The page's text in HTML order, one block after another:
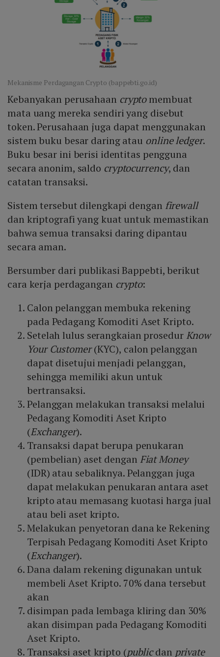
Mekanisme Perdagangan Crypto (bappebti.go.id)
Kebanyakan perusahaan cryptomembuat
mata uang mereka sendiri yang disebut
token. Perusahaan juga dapat menggunakan
sistem buku besar daring atau online ledger.
Buku besar ini berisi identitas pengguna
secara anonim, saldo cryptocurrency, dan
catatan transaksi.
Sistem tersebut dilengkapi dengan firewall
dan kriptografi yang kuat untuk memastikan
bahwa semua transaksi daring dipantau
secara aman.
Bersumber dari publikasi Bappebti, berikut
cara kerja perdagangan crypto:
Calon pelanggan membuka rekening
pada Pedagang Komoditi Aset Kripto.
Setelah lulus serangkaian prosedur Know
Your Customer(KYC), calon pelanggan
dapat disetujui menjadi pelanggan,
sehingga memiliki akun untuk
bertransaksi.
Pelanggan melakukan transaksi melalui
Pedagang Komoditi Aset Kripto
(Exchanger).
Transaksi dapat berupa penukaran
(pembelian) aset dengan Fiat Money
(IDR) atau sebaliknya. Pelanggan juga
dapat melakukan penukaran antara aset
kripto atau memasang kuotasi harga jual
atau beli aset kripto.
Melakukan penyetoran dana ke Rekening
Terpisah Pedagang Komoditi Aset Kripto
(Exchanger).
Dana dalam rekening digunakan untuk
membeli Aset Kripto. 70% dana tersebut
akan
disimpan pada lembaga kliring dan 30%
akan disimpan pada Pedagang Komoditi
Aset Kripto.
Transaksi aset kripto (publicdan private